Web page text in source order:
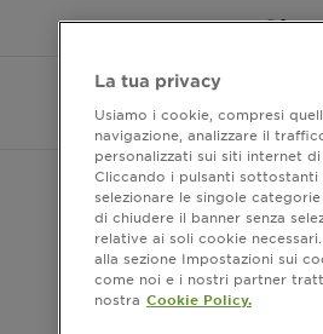
La tua privacy
Usiamo i cookie, compresi
navigazione, analizzare il
personalizzati sui siti internet
Cliccando i pulsanti sottostanti
selezionare le singole
di chiudere il banner senza
relative ai soli cookie
alla sezione Impostazioni sui
come noi e i nostri partner
nostra Cookie Policy.